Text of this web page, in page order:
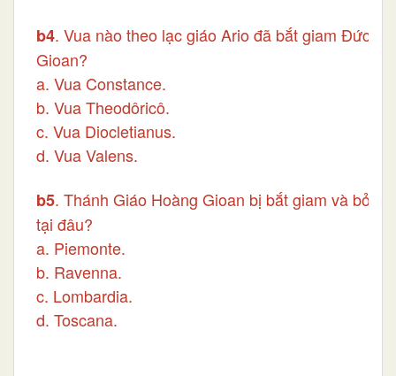
b4. Vua nào theo lạc giáo Ario đã bắt giam Đức
Gioan?
a. Vua Constance.
b. Vua Theodôricô.
c. Vua Diocletianus.
d. Vua Valens.
b5. Thánh Giáo Hoàng Gioan bị bắt giam và bỏ
tại đâu?
a. Piemonte.
b. Ravenna.
c. Lombardia.
d. Toscana.